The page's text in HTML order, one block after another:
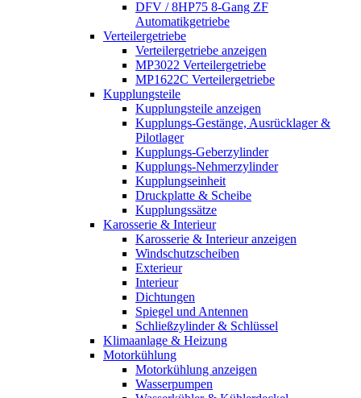
DFV / 8HP75 8-Gang ZF
Automatikgetriebe
Verteilergetriebe
Verteilergetriebe anzeigen
MP3022 Verteilergetriebe
MP1622C Verteilergetriebe
Kupplungsteile
Kupplungsteile anzeigen
Kupplungs-Gestänge, Ausrücklager &
Pilotlager
Kupplungs-Geberzylinder
Kupplungs-Nehmerzylinder
Kupplungseinheit
Druckplatte & Scheibe
Kupplungssätze
Karosserie & Interieur
Karosserie & Interieur anzeigen
Windschutzscheiben
Exterieur
Interieur
Dichtungen
Spiegel und Antennen
Schließzylinder & Schlüssel
Klimaanlage & Heizung
Motorkühlung
Motorkühlung anzeigen
Wasserpumpen